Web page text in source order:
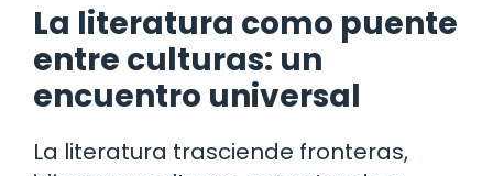
La literatura como puente
entre culturas: un
encuentro universal
La literatura trasciende fronteras,